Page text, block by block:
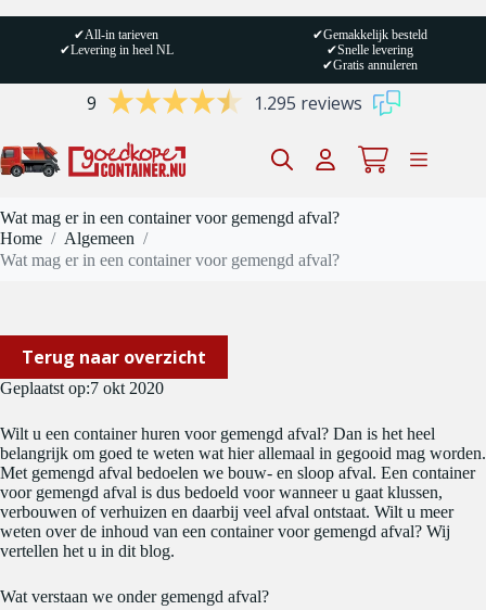
✔All-in tarieven
✔Levering in heel NL
✔Gemakkelijk besteld
✔Snelle levering
✔Gratis annuleren
9 1.295 reviews
Winkelwagen
Wat mag er in een container voor gemengd afval?
Home / Algemeen /
Wat mag er in een container voor gemengd afval?
Terug naar overzicht
Geplaatst op:7 okt 2020
Wilt u een container huren voor gemengd afval? Dan is het heel
belangrijk om goed te weten wat hier allemaal in gegooid mag worden.
Met gemengd afval bedoelen we bouw- en sloop afval. Een container
voor gemengd afval is dus bedoeld voor wanneer u gaat klussen,
verbouwen of verhuizen en daarbij veel afval ontstaat. Wilt u meer
weten over de inhoud van een container voor gemengd afval? Wij
vertellen het u in dit blog.
Wat verstaan we onder gemengd afval?